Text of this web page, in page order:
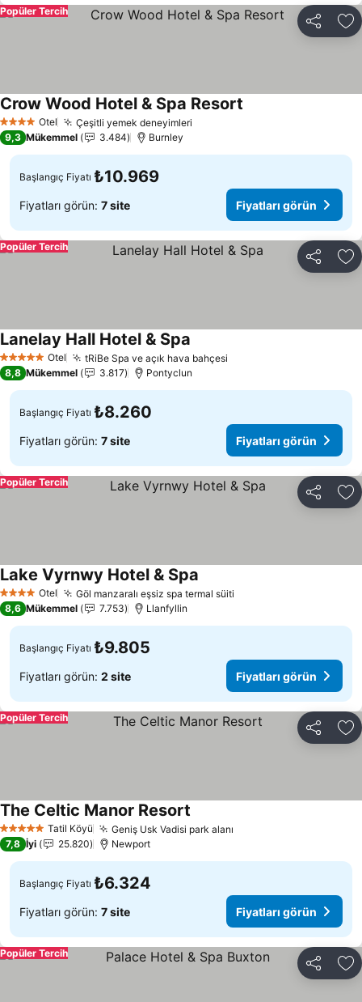
Paylaş
Popüler Tercih
4 Yıldız Otel Çeşitli yemek deneyimleri
Crow Wood Hotel & Spa Resort
9,3 Mükemmel 3.484 Burnley
Başlangıç Fiyatı ₺10.969
Fiyatları görün: 7 site Fiyatları görün
Paylaş
Popüler Tercih
5 Yıldız Otel tRiBe Spa ve açık hava bahçesi
Lanelay Hall Hotel & Spa
8,8 Mükemmel 3.817 Pontyclun
Başlangıç Fiyatı ₺8.260
Fiyatları görün: 7 site Fiyatları görün
Paylaş
Popüler Tercih
4 Yıldız Otel Göl manzaralı eşsiz spa termal süiti
Lake Vyrnwy Hotel & Spa
8,6 Mükemmel 7.753 Llanfyllin
Başlangıç Fiyatı ₺9.805
Fiyatları görün: 2 site Fiyatları görün
Paylaş
Popüler Tercih
5 Yıldız Tatil Köyü Geniş Usk Vadisi park alanı
The Celtic Manor Resort
7,8 İyi 25.820 Newport
Başlangıç Fiyatı ₺6.324
Fiyatları görün: 7 site Fiyatları görün
Paylaş
Popüler Tercih